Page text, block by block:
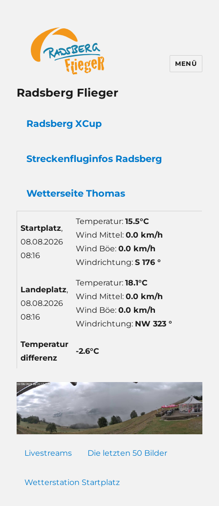
Radsberg Flieger
MENÜ
Radsberg XCup
Streckenfluginfos Radsberg
Wetterseite Thomas
Startplatz,
08.08.2026
08:16
Temperatur:15.5°C
Wind Mittel:0.0 km/h
Wind Böe:0.0 km/h
Windrichtung:S 176 °
Landeplatz,
08.08.2026
08:16
Temperatur:18.1°C
Wind Mittel:0.0 km/h
Wind Böe:0.0 km/h
Windrichtung: NW 323 °
Temperatur
differenz
-2.6°C
Livestreams Die letzten 50 Bilder
Wetterstation Startplatz